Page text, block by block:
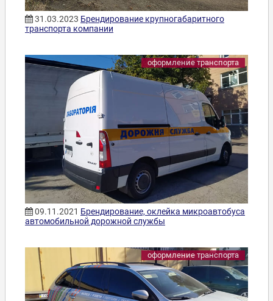
31.03.2023 Брендирование крупногабаритного
транспорта компании
оформление транспорта
09.11.2021 Брендирование, оклейка микроавтобуса
автомобильной дорожной службы
оформление транспорта